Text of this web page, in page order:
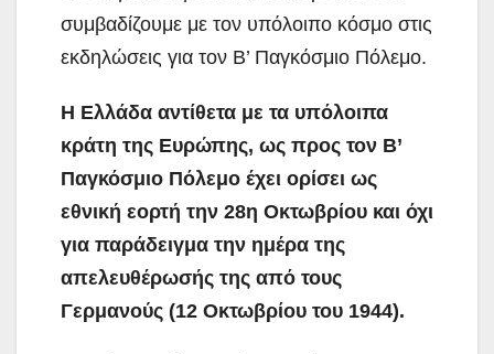
συμβαδίζουμε με τον υπόλοιπο κόσμο στις
εκδηλώσεις για τον Β’ Παγκόσμιο Πόλεμο.
Η Ελλάδα αντίθετα με τα υπόλοιπα
κράτη της Ευρώπης, ως προς τον Β’
Παγκόσμιο Πόλεμο έχει ορίσει ως
εθνική εορτή την 28η Οκτωβρίου και όχι
για παράδειγμα την ημέρα της
απελευθέρωσής της από τους
Γερμανούς (12 Οκτωβρίου του 1944).